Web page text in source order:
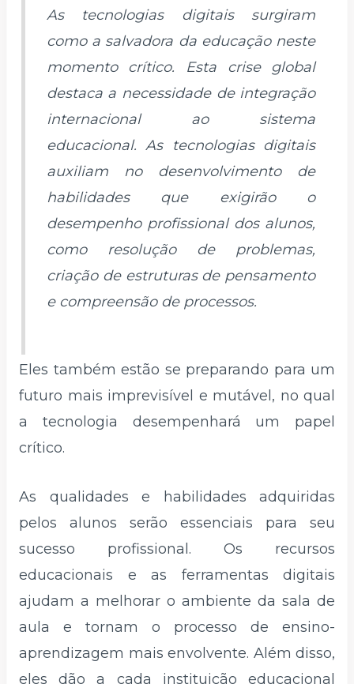
As tecnologias digitais surgiram
como a salvadora da educação neste
momento crítico. Esta crise global
destaca a necessidade de integração
internacional ao sistema
educacional. As tecnologias digitais
auxiliam no desenvolvimento de
habilidades que exigirão o
desempenho profissional dos alunos,
como resolução de problemas,
criação de estruturas de pensamento
e compreensão de processos.
Eles também estão se preparando para um
futuro mais imprevisível e mutável, no qual
a tecnologia desempenhará um papel
crítico.
As qualidades e habilidades adquiridas
pelos alunos serão essenciais para seu
sucesso profissional. Os recursos
educacionais e as ferramentas digitais
ajudam a melhorar o ambiente da sala de
aula e tornam o processo de ensino-
aprendizagem mais envolvente. Além disso,
eles dão a cada instituição educacional